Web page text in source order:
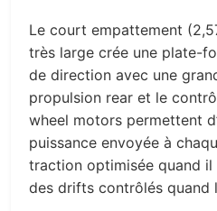
Le court empattement
très large crée une plate-
de direction avec une
propulsion rear et le
wheel motors permettent
puissance envoyée à
traction optimisée quand
des drifts contrôlés quand